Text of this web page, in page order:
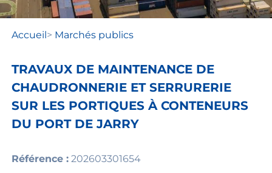
Accueil> Marchés publics
TRAVAUX DE MAINTENANCE DE
CHAUDRONNERIE ET SERRURERIE
SUR LES PORTIQUES À CONTENEURS
DU PORT DE JARRY
Référence :202603301654